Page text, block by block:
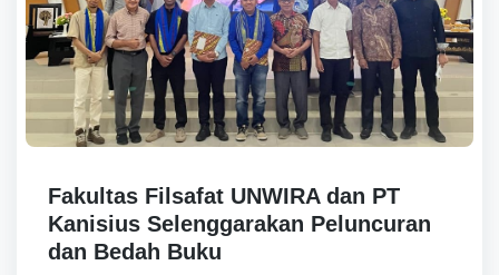
Fakultas Filsafat UNWIRA dan PT
Kanisius Selenggarakan Peluncuran
dan Bedah Buku